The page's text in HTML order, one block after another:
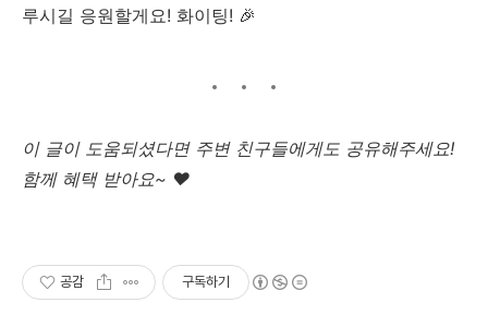
루시길 응원할게요! 화이팅! 🎉
이 글이 도움되셨다면 주변 친구들에게도 공유해주세요!
함께 혜택 받아요~ ❤️
공감 구독하기